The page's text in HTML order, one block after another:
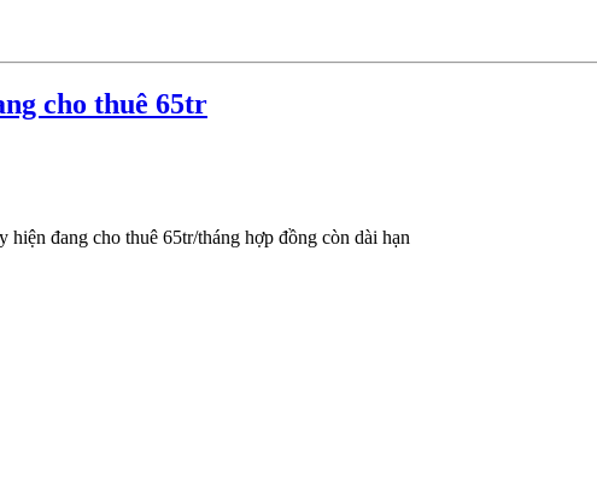
cho thuê 65tr
đang cho thuê 65tr/tháng hợp đồng còn dài hạn